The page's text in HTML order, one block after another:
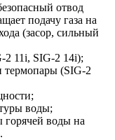
отвод
подачу газа на
(засор, сильный
11i, SIG-2 14i);
(SIG-2
воды;
горячей воды на